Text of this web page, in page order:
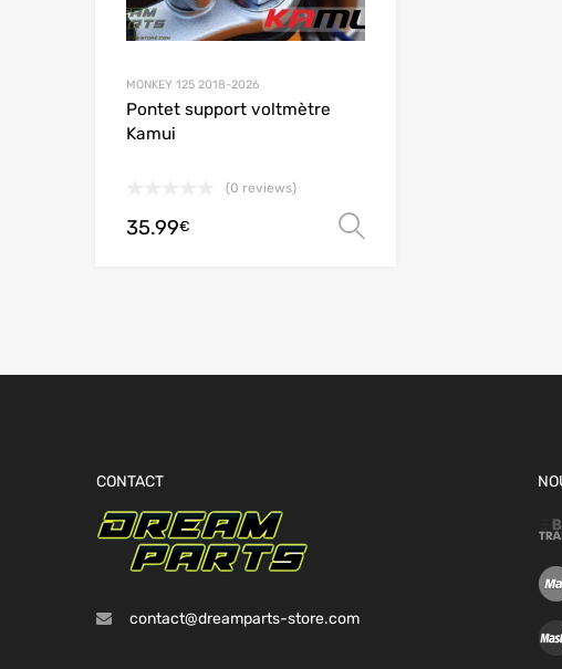
MONKEY 125 2018-2026
Pontet support voltmètre
Kamui
(0 reviews)
35.99€
CONTACT
contact@dreamparts-store.com